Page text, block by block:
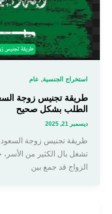
استخراج الجنسية, عام
طريقة تجنيس زوجة
الطلب بشكل صحيح
ديسمبر 21, 2025
طريقة تجنيس زوجة
تشغل بال الكثير من
الزواج قد جمع بين